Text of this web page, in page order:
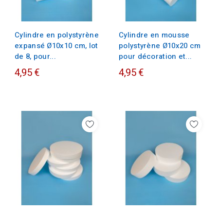
Cylindre en polystyrène
expansé Ø10x10 cm, lot
de 8, pour...
4,95 €
Cylindre en mousse
polystyrène Ø10x20 cm
pour décoration et...
4,95 €